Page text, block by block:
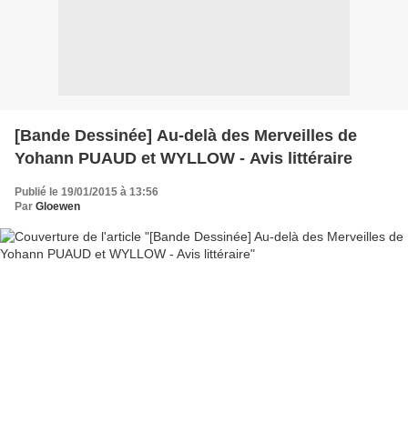
[Bande Dessinée] Au-delà des Merveilles de
Yohann PUAUD et WYLLOW - Avis littéraire
Publié le 19/01/2015 à 13:56
Par Gloewen